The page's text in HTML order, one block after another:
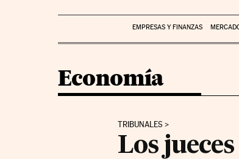
EMPRESAS Y FINANZAS
Economía
TRIBUNALES
Los